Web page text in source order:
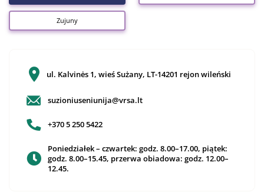
Zujuny
ul. Kalvinės 1, wieś Sużany, LT-14201 rejon wileński
suzioniuseniunija@vrsa.lt
+370 5 250 5422
Poniedziałek – czwartek: godz. 8.00–17.00, piątek:
godz. 8.00–15.45, przerwa obiadowa: godz. 12.00–
12.45.